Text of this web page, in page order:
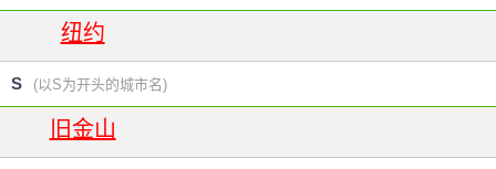
纽约
S (以S为开头的城市名)
旧金山